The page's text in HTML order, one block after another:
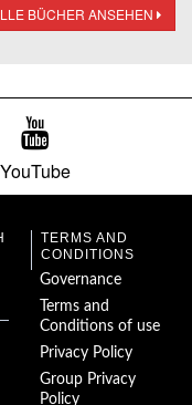
BÜCHER ANSEHEN
YouTube